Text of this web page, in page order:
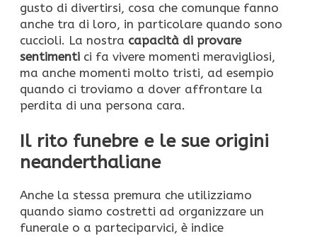
gusto di divertirsi, cosa che comunque fanno
anche tra di loro, in particolare quando sono
cuccioli. La nostra capacità di provare
sentimenti ci fa vivere momenti meravigliosi,
ma anche momenti molto tristi, ad esempio
quando ci troviamo a dover affrontare la
perdita di una persona cara.
Il rito funebre e le sue origini
neanderthaliane
Anche la stessa premura che utilizziamo
quando siamo costretti ad organizzare un
funerale o a parteciparvici, è indice